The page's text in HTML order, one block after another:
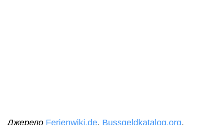
Джерело Ferienwiki.de, Bussgeldkatalog.org,